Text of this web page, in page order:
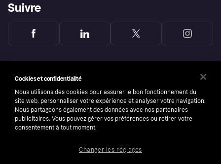
Suivre
Cookies et confidentialité
Nous utilisons des cookies pour assurer le bon fonctionnement du
site web, personnaliser votre expérience et analyser votre navigation.
Nous partageons également des données avec nos partenaires
publicitaires. Vous pouvez gérer vos préférences ou retirer votre
consentement à tout moment.
Changer les réglages